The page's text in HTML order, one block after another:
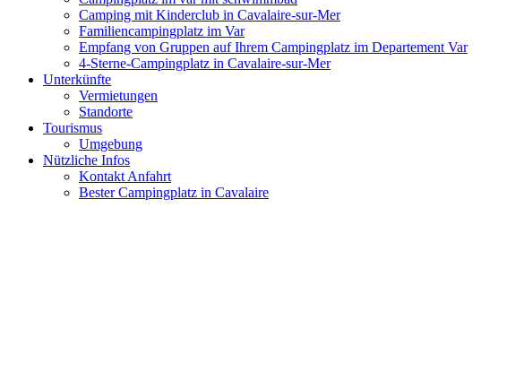
Camping mit Kinderclub in Cavalaire-sur-Mer
Familiencampingplatz im Var
Empfang von Gruppen auf Ihrem Campingplatz im Departement Var
4-Sterne-Campingplatz in Cavalaire-sur-Mer
Unterkünfte
Vermietungen
Standorte
Tourismus
Umgebung
Nützliche Infos
Kontakt Anfahrt
Bester Campingplatz in Cavalaire